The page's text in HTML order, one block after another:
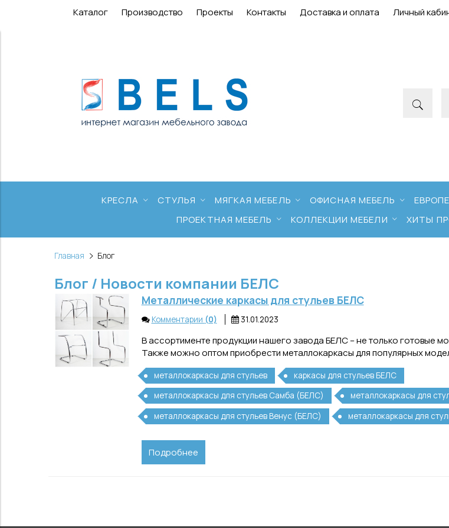
Каталог Производство Проекты Контакты Доставка и оплата Личный
КРЕСЛА СТУЛЬЯ МЯГКАЯ МЕБЕЛЬ ОФИСНАЯ МЕБЕЛЬ
ПРОЕКТНАЯ МЕБЕЛЬ
КОЛЛЕКЦИИ МЕБЕЛИ ХИТЫ
Главная Блог
Блог / Новости компании БЕЛС
Металлические каркасы для стульев БЕЛС
Комментарии (0) 31.01.2023
В ассортименте продукции нашего завода БЕЛС – не только готовые
Также можно оптом приобрести металлокаркасы для популярных
металлокаркасы для стульев
каркасы для стульев БЕЛС
металлокаркасы для стульев Самба (БЕЛС)
металлокаркасы для
металлокаркасы для стульев Венус (БЕЛС)
металлокаркасы для
Подробнее